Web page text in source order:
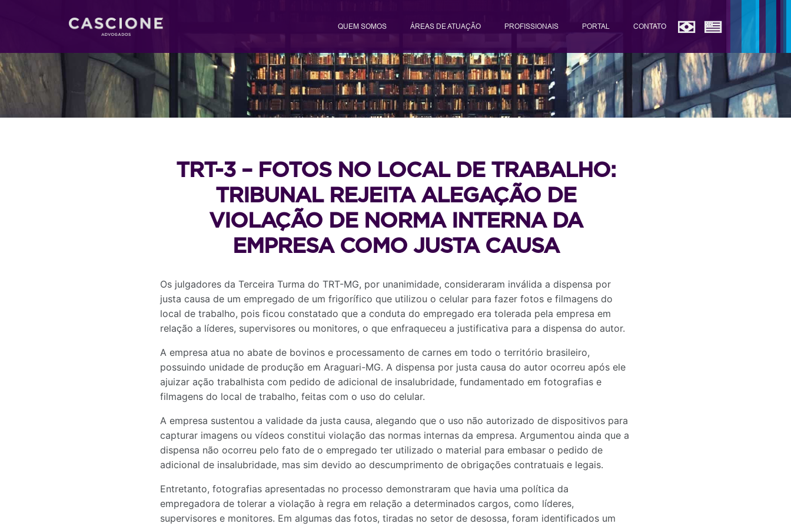
QUEM SOMOS ÁREAS DE ATUAÇÃO PROFISSIONAIS PORTAL CONTATO
TRT-3 – FOTOS NO LOCAL DE TRABALHO:
TRIBUNAL REJEITA ALEGAÇÃO DE
VIOLAÇÃO DE NORMA INTERNA DA
EMPRESA COMO JUSTA CAUSA
Os julgadores da Terceira Turma do TRT-MG, por unanimidade, consideraram inválida a dispensa por
justa causa de um empregado de um frigorífico que utilizou o celular para fazer fotos e filmagens do
local de trabalho, pois ficou constatado que a conduta do empregado era tolerada pela empresa em
relação a líderes, supervisores ou monitores, o que enfraqueceu a justificativa para a dispensa do autor.
A empresa atua no abate de bovinos e processamento de carnes em todo o território brasileiro,
possuindo unidade de produção em Araguari-MG. A dispensa por justa causa do autor ocorreu após ele
ajuizar ação trabalhista com pedido de adicional de insalubridade, fundamentado em fotografias e
filmagens do local de trabalho, feitas com o uso do celular.
A empresa sustentou a validade da justa causa, alegando que o uso não autorizado de dispositivos para
capturar imagens ou vídeos constitui violação das normas internas da empresa. Argumentou ainda que a
dispensa não ocorreu pelo fato de o empregado ter utilizado o material para embasar o pedido de
adicional de insalubridade, mas sim devido ao descumprimento de obrigações contratuais e legais.
Entretanto, fotografias apresentadas no processo demonstraram que havia uma política da
empregadora de tolerar a violação à regra em relação a determinados cargos, como líderes,
supervisores e monitores. Em algumas das fotos, tiradas no setor de desossa, foram identificados um